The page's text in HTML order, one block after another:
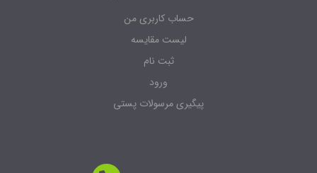
حساب کاربری من
لیست مقایسه
ثبت نام
ورود
پیگیری مرسولات پستی